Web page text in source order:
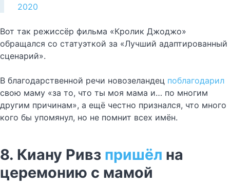
2020
Вот так режиссёр фильма «Кролик Джоджо»
обращался со статуэткой за «Лучший адаптированный
сценарий».
В благодарственной речи новозеландец поблагодарил
свою маму «за то, что ты моя мама и… по многим
другим причинам», а ещё честно признался, что много
кого бы упомянул, но не помнит всех имён.
8. Киану Ривз пришёл на
церемонию с мамой